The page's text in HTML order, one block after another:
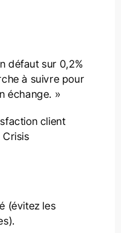
défaut sur 0,2%
à suivre pour
échange. »
client
Crisis
(évitez les